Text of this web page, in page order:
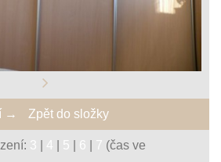
→ Zpět do složky
3 4 5 6 7 (čas ve